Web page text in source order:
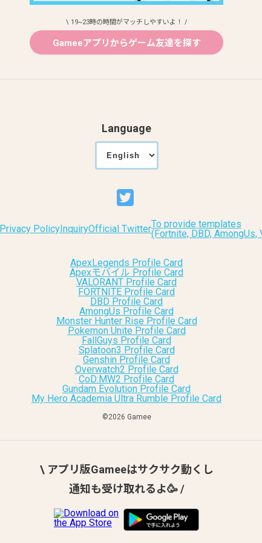
\ 19~23時の時間がマッチしやすいよ！ /
Gameeアプリからゲーム友達を探す
Language
Privacy Policy InquiryOfficial TwitterTo provide templates
(Fortnite, DBD, AmongUs,
ApexLegends Profile Card
Apexモバイル Profile Card
VALORANT Profile Card
FORTNITE Profile Card
DBD Profile Card
AmongUs Profile Card
Monster Hunter Rise Profile Card
Pokemon Unite Profile Card
FallGuys Profile Card
Splatoon3 Profile Card
Genshin Profile Card
Overwatch2 Profile Card
CoD:MW2 Profile Card
Gundam Evolution Profile Card
My Hero Academia Ultra Rumble Profile Card
©︎2026 Gamee
\ アプリ版Gameeはサクサク動くし
通知も受け取れるよ🥳 /